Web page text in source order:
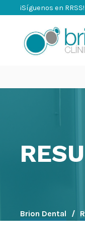
¡Síguenos en RRSS!
Brion Dental /